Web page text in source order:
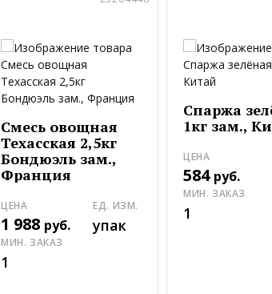
Смесь овощная
Техасская 2,5кг
Бондюэль зам.,
Франция
ЦЕНА
1 988 руб.
ЕД. ИЗМ.
упак
МИН. ЗАКАЗ
1
Спаржа
1кг зам.,
ЦЕНА
584 руб.
МИН. ЗАКАЗ
1